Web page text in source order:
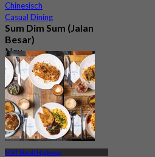
Chinesisch
Casual Dining
Sum Dim Sum (Jalan
Besar)
Neu
4.6
AusS$ 31
MRT Nicoll Highway